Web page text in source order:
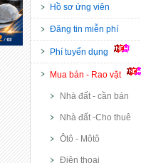
Hồ sơ ứng viên
Đăng tin miễn phí
Phí tuyển dụng
Mua bán - Rao vặt
Nhà đất - cần bán
Nhà đất -Cho thuê
Ôtô - Môtô
Điện thoại